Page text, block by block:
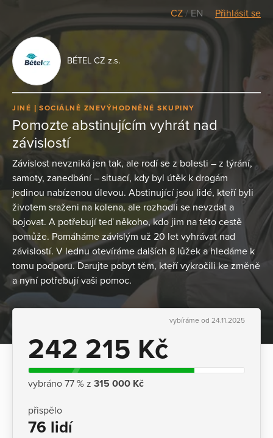
CZ / EN Přihlásit se
BÉTEL CZ z.s.
JINÉ SOCIÁLNĚ ZNEVÝHODNĚNÉ SKUPINY
Pomozte abstinujícím vyhrát nad
závislostí
Závislost nevzniká jen tak, ale rodí se z bolesti – z týrání,
samoty, zanedbání – situací, kdy byl útěk k drogám
jedinou nabízenou úlevou. Abstinující jsou lidé, kteří byli
životem sraženi na kolena, ale rozhodli se nevzdat a
bojovat. A potřebují teď někoho, kdo jim na této cestě
pomůže. Pomáháme závislým už 20 let vyhrávat nad
závislostí. V lednu otevíráme dalších 8 lůžek a hledáme k
tomu podporu. Darujte pobyt těm, kteří vykročili ke změně
a nyní potřebují vaši pomoc.
vybíráme od 24.11.2025
242 215 Kč
vybráno 77 % z 315 000 Kč
přispělo
76 lidí